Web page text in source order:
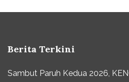
Berita Terkini
Sambut Paruh Kedua 2026,